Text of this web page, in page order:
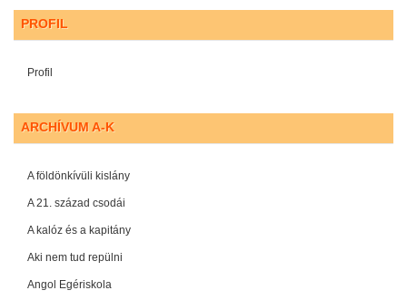
PROFIL
Profil
ARCHÍVUM A-K
A földönkívüli kislány
A 21. század csodái
A kalóz és a kapitány
Aki nem tud repülni
Angol Egériskola